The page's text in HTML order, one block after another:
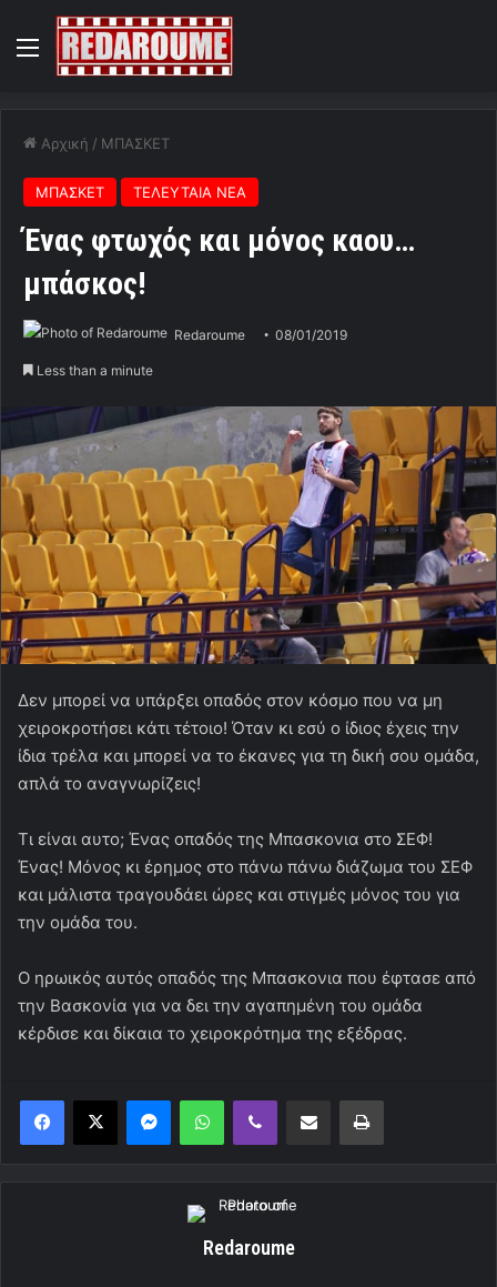
Menu
Αρχική / ΜΠΑΣΚΕΤ
ΜΠΑΣΚΕΤ ΤΕΛΕΥΤΑΙΑ ΝΕΑ
Ένας φτωχός και μόνος καου…
μπάσκος!
Redaroume 08/01/2019
Less than a minute
Δεν μπορεί να υπάρξει οπαδός στον κόσμο που να μη
χειροκροτήσει κάτι τέτοιο! Όταν κι εσύ ο ίδιος έχεις την
ίδια τρέλα και μπορεί να το έκανες για τη δική σου ομάδα,
απλά το αναγνωρίζεις!
Τι είναι αυτο; Ένας οπαδός της Μπασκονια στο ΣΕΦ!
Ένας! Μόνος κι έρημος στο πάνω πάνω διάζωμα του ΣΕΦ
και μάλιστα τραγουδάει ώρες και στιγμές μόνος του για
την ομάδα του.
Ο ηρωικός αυτός οπαδός της Μπασκονια που έφτασε από
την Βασκονία για να δει την αγαπημένη του ομάδα
κέρδισε και δίκαια το χειροκρότημα της εξέδρας.
MessengerWhatsAppViber Κοινοποίηση μέσω ηλεκτρονικού ταχυδρομείουΕκτύπωση
Redaroume